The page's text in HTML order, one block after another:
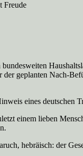
Freude
geplanten Nach-
eines deutschen
einem lieben
hebräisch: der